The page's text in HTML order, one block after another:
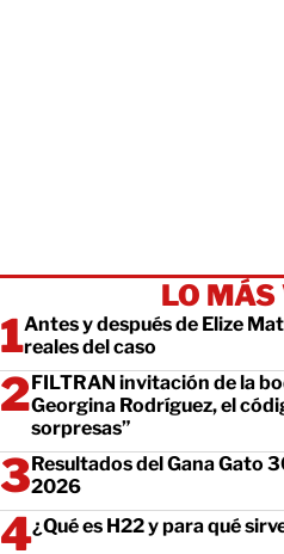
LO MÁS
Antes y después de Elize
reales del caso
FILTRAN invitación de la
Georgina Rodríguez, el
sorpresas”
Resultados del Gana Gato
2026
¿Qué es H22 y para qué